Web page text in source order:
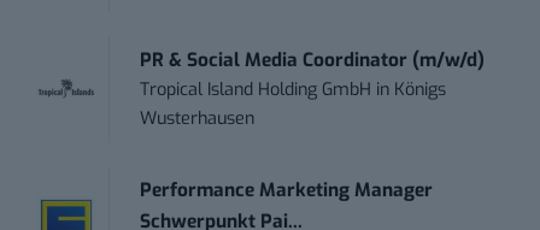
PR & Social Media Coordinator (m/w/d)
Tropical Island Holding GmbH in Königs
Wusterhausen
Performance Marketing Manager
Schwerpunkt Pai...